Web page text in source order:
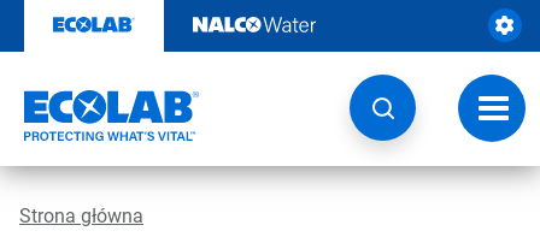
zawartości
Strona główna